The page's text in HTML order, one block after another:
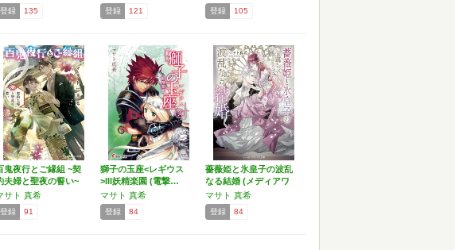
登録 135 登録 121 登録 105
鬼夜行とご縁組 ~契
夫婦と聖夜の誓い~
サト 真希
登録 91
獅子の玉座<レギウス
>III妖精楽園 (電撃…
マサト 真希
登録 84
薔薇姫と氷皇子の波乱
なる結婚 (メディアワ
ー…
マサト 真希
登録 84